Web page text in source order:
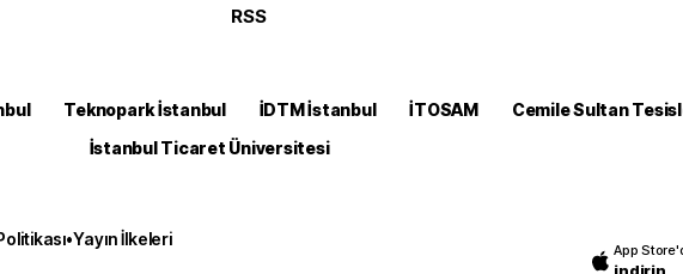
RSS
Teknopark İstanbul İDTM İstanbul İTOSAM Cemile Sultan
İstanbul Ticaret Üniversitesi
•Yayın İlkeleri
App
indirin